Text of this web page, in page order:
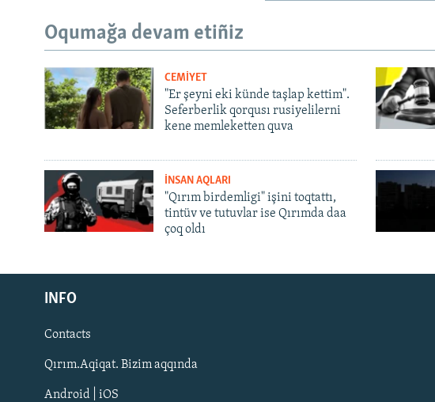
Русский
Українською
QOŞULIÑIZ!
Oqumağa devam etiñiz
CEMİYET
"Er şeyni eki künde taşlap kettim".
Seferberlik qorqusı rusiyelilerni
kene memleketten quva
İNSAN AQLARI
"Qırım birdemligi" işini toqtattı,
tintüv ve tutuvlar ise Qırımda daa
çoq oldı
INFO
Contacts
Qırım.Aqiqat. Bizim aqqında
Android | iOS